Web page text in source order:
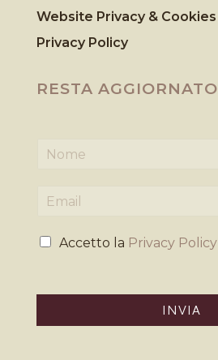
Website Privacy & Cookies
Privacy Policy
RESTA AGGIORNATO
m
iP
Accetto la Privacy Policy
INVIA